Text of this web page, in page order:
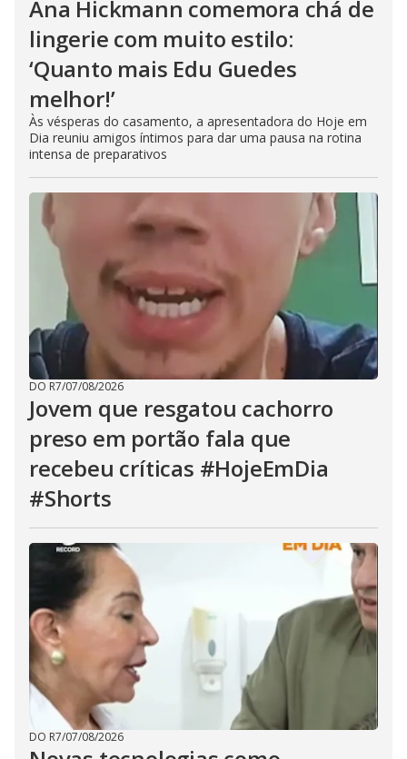
Ana Hickmann comemora chá de
lingerie com muito estilo:
‘Quanto mais Edu Guedes
melhor!’
Às vésperas do casamento, a apresentadora do Hoje em
Dia reuniu amigos íntimos para dar uma pausa na rotina
intensa de preparativos
DO R7/07/08/2026
Jovem que resgatou cachorro
preso em portão fala que
recebeu críticas #HojeEmDia
#Shorts
DO R7/07/08/2026